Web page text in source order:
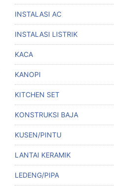
INSTALASI AC
INSTALASI LISTRIK
KACA
KANOPI
KITCHEN SET
KONSTRUKSI BAJA
KUSEN/PINTU
LANTAI KERAMIK
LEDENG/PIPA